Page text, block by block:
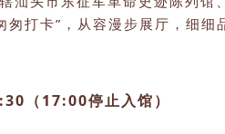
打卡”，从容漫步展厅，细
（17:00停止入馆）